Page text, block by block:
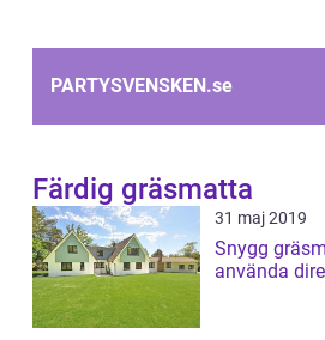
PARTYSVENSKEN.se
Färdig gräsmatta
31 maj 2019
Snygg
använda